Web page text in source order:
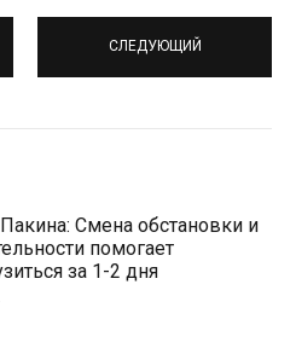
СЛЕДУЮЩИЙ
Смена обстановки и
помогает
за 1-2 дня